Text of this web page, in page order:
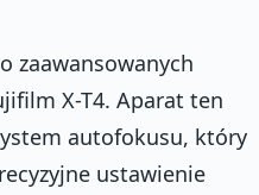
zaawansowanych
X-T4. Aparat ten
autofokusu, który
ustawienie